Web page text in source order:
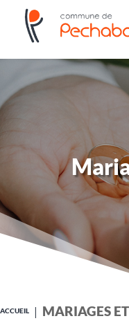
ACCUEIL MARIAGES